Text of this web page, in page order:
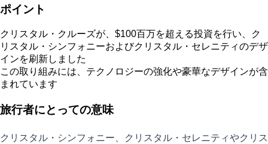
ポイント
クリスタル・クルーズが、$100百万を超える投資を行い、ク
リスタル・シンフォニーおよびクリスタル・セレニティのデザ
インを刷新しました
この取り組みには、テクノロジーの強化や豪華なデザインが含
まれています
旅行者にとっての意味
クリスタル・シンフォニー、クリスタル・セレニティやクリス